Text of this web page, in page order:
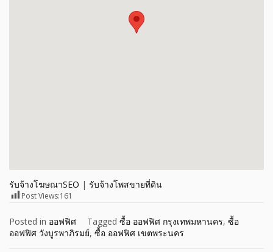
รับจ้างโฆษณาSEO | รับจ้างโพสขายที่ดิน
Post Views:161
Posted in ออฟฟิศ Tagged ซื้อ ออฟฟิศ กรุงเทพมหานคร, ซื้อ
ออฟฟิศ วังบูรพาภิรมย์, ซื้อ ออฟฟิศ เขตพระนคร